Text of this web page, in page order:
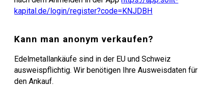
kapital.de/login/register?code=KNJDBH
Kann man anonym verkaufen?
Edelmetallankäufe sind in der EU und Schweiz
ausweispflichtig. Wir benötigen Ihre Ausweisdaten für
den Ankauf.